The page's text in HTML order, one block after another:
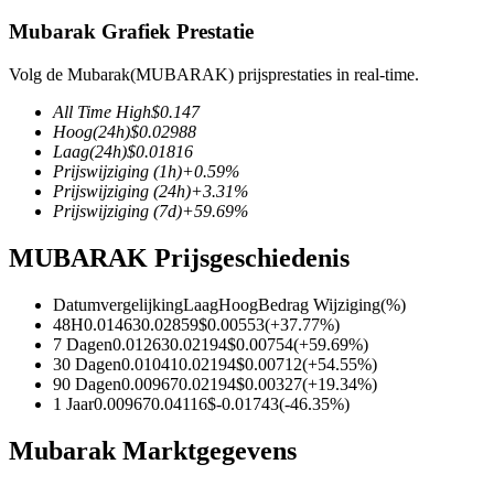
COIN-M-futures
Cryptocurrency-futures
TradFi
Derivaten voor aandelen, forex, edelmetalen en grondstoffen
Futures met USDC als onderpand
Mubarak Grafiek Prestatie
Volg de Mubarak(MUBARAK) prijsprestaties in real-time.
All Time High$0.147
Hoog(24h)$0.02988
Laag(24h)$0.01816
Prijswijziging (1h)+0.59%
Prijswijziging (24h)+3.31%
Prijswijziging (7d)+59.69%
MUBARAK Prijsgeschiedenis
DatumvergelijkingLaagHoogBedrag Wijziging(%)
48H0.014630.02859$0.00553(+37.77%)
7 Dagen0.012630.02194$0.00754(+59.69%)
30 Dagen0.010410.02194$0.00712(+54.55%)
90 Dagen0.009670.02194$0.00327(+19.34%)
1 Jaar0.009670.04116$-0.01743(-46.35%)
Mubarak Marktgegevens